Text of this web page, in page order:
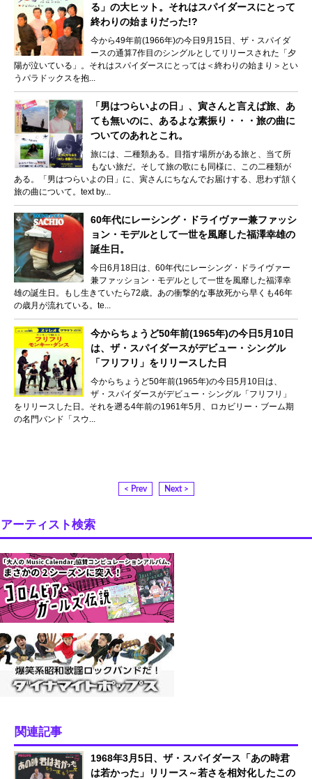
る」の大ヒット。それはスパイダースにとって
終わりの始まりだった!?
今から49年前(1966年)の今日9月15日、ザ・スパイダ
ースの通算7作目のシングルとしてリリースされた「夕
陽が泣いている」。それはスパイダースにとっては＜終わりの始まり＞とい
うパラドックスを抱...
「男はつらいよの日」、寅さんと言えば旅、あ
ても無いのに、あるよな素振り・・・旅の曲に
ついてのあれとこれ。
旅には、二種類ある。目指す場所がある旅と、当て所
もない旅だ。そして旅の歌にも同様に、この二種類が
ある。「男はつらいよの日」に、寅さんにちなんでお届けする、思わず頷く
旅の曲について。text by...
60年代にレーシング・ドライヴァー兼ファッシ
ョン・モデルとして一世を風靡した福澤幸雄の
誕生日。
今日6月18日は、60年代にレーシング・ドライヴァー
兼ファッション・モデルとして一世を風靡した福澤幸
雄の誕生日。もし生きていたら72歳。あの衝撃的な事故死から早くも46年
の歳月が流れている。te...
今からちょうど50年前(1965年)の今日5月10日
は、ザ・スパイダースがデビュー・シングル
「フリフリ」をリリースした日
今からちょうど50年前(1965年)の今日5月10日は、
ザ・スパイダースがデビュー・シングル「フリフリ」
をリリースした日。それを遡る4年前の1961年5月、ロカビリー・ブーム期
の名門バンド「スウ...
< Prev Next >
アーティスト検索
関連記事
1968年3月5日、ザ・スパイダース「あの時君
は若かった」リリース～若さを相対化したこの